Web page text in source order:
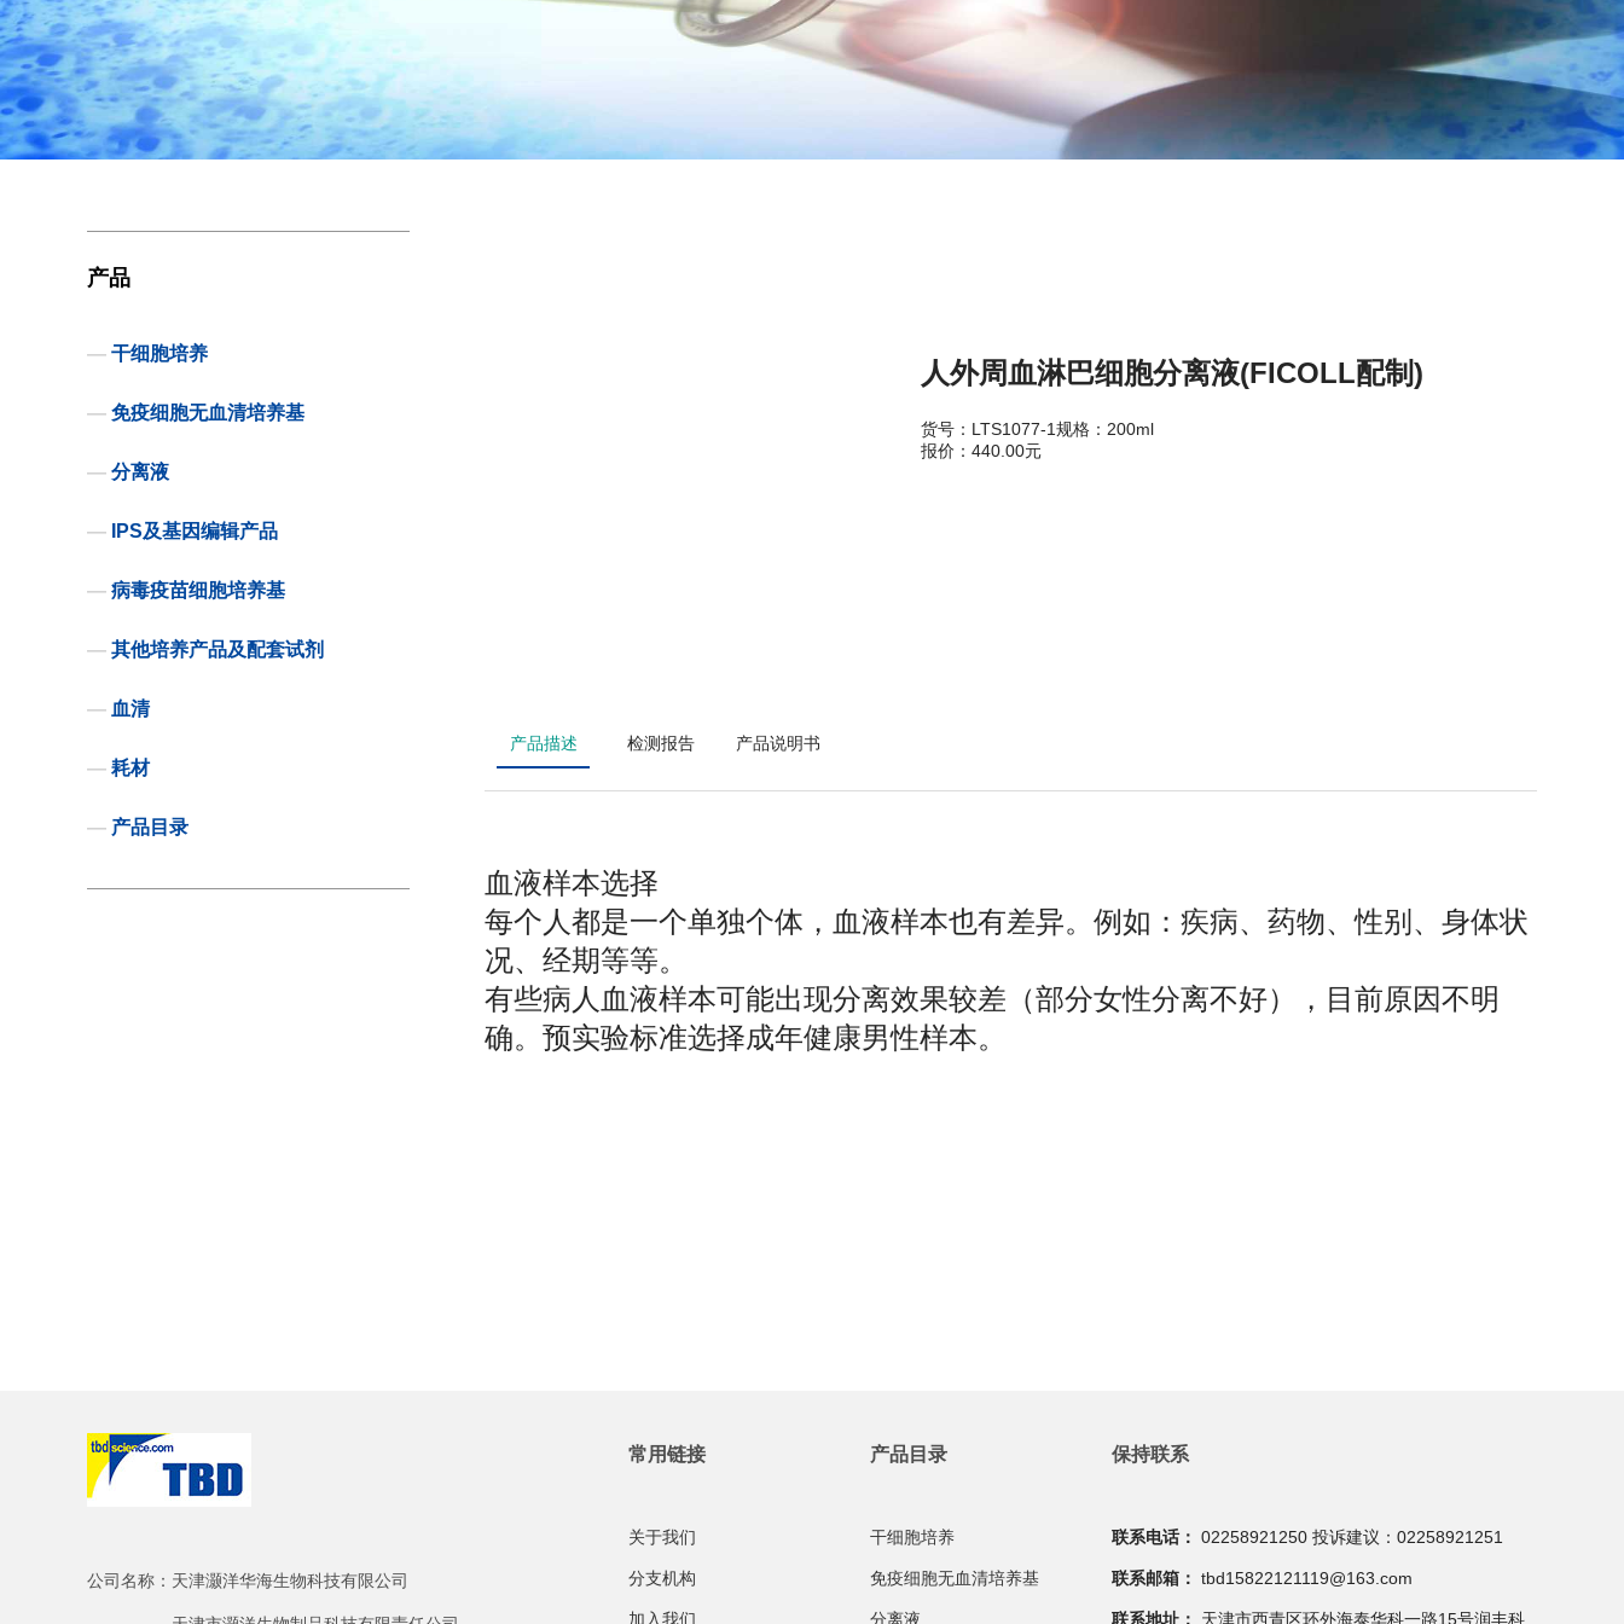
产品
— 干细胞培养
— 免疫细胞无血清培养基
— 分离液
— IPS及基因编辑产品
— 病毒疫苗细胞培养基
— 其他培养产品及配套试剂
— 血清
— 耗材
— 产品目录
人外周血淋巴细胞分离液(FICOLL配制)
货号：LTS1077-1规格：200ml
报价：440.00元
产品描述 检测报告 产品说明书
血液样本选择
每个人都是一个单独个体，血液样本也有差异。例如：疾病、药物、性别、身体状
况、经期等等。
有些病人血液样本可能出现分离效果较差（部分女性分离不好），目前原因不明
确。预实验标准选择成年健康男性样本。
公司名称：天津灏洋华海生物科技有限公司
常用链接
关于我们
分支机构
加入我们
产品目录
干细胞培养
免疫细胞无血清培养基
分离液
保持联系
联系电话： 02258921250 投诉建议：02258921251
联系邮箱： tbd15822121119@163.com
联系地址： 天津市西青区环外海泰华科一路15号润丰科